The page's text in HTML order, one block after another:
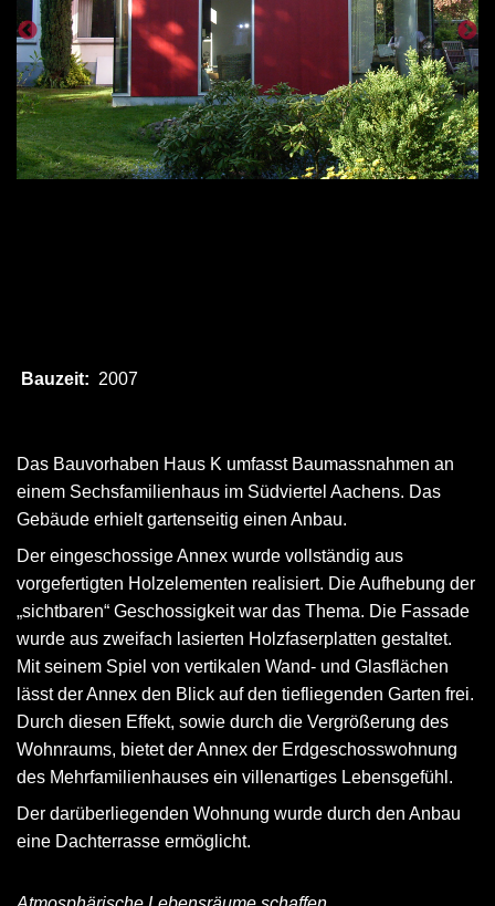
Bauzeit: 2007
Das Bauvorhaben Haus K umfasst Baumassnahmen an
einem Sechsfamilienhaus im Südviertel Aachens. Das
Gebäude erhielt gartenseitig einen Anbau.
Der eingeschossige Annex wurde vollständig aus
vorgefertigten Holzelementen realisiert. Die Aufhebung der
„sichtbaren“ Geschossigkeit war das Thema. Die Fassade
wurde aus zweifach lasierten Holzfaserplatten gestaltet.
Mit seinem Spiel von vertikalen Wand- und Glasflächen
lässt der Annex den Blick auf den tiefliegenden Garten frei.
Durch diesen Effekt, sowie durch die Vergrößerung des
Wohnraums, bietet der Annex der Erdgeschosswohnung
des Mehrfamilienhauses ein villenartiges Lebensgefühl.
Der darüberliegenden Wohnung wurde durch den Anbau
eine Dachterrasse ermöglicht.